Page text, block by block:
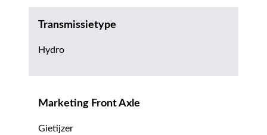
Transmissietype
Hydro
Marketing Front Axle
Gietijzer